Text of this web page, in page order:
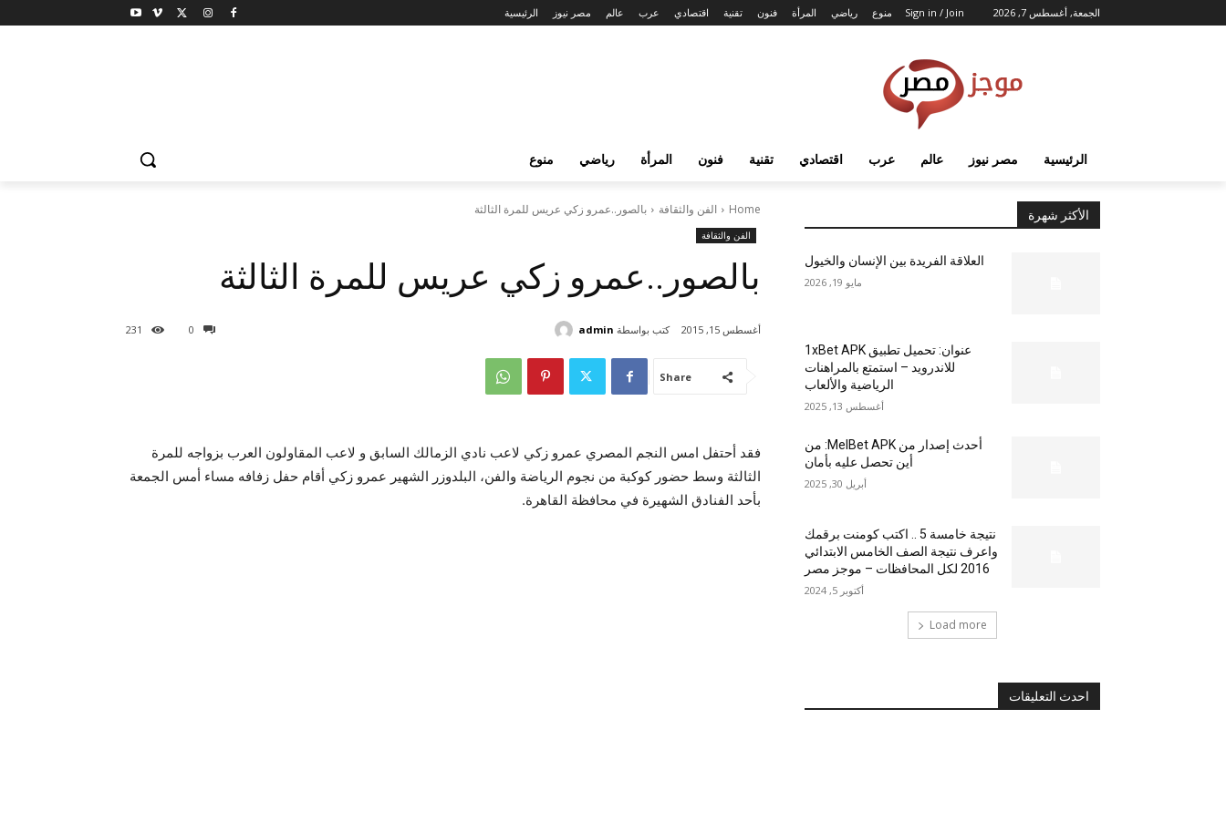
الجمعة, أغسطس 7, 2026 Sign in / Join الرئيسية مصر نيوز عالم عرب اقتصادي تقنية فنون المرأة رياضي منوع
الرئيسية مصر نيوز عالم عرب اقتصادي تقنية فنون المرأة رياضي منوع
Home الفن والثقافة بالصور..عمرو زكي عريس للمرة الثالثة
الفن والثقافة
بالصور..عمرو زكي عريس للمرة الثالثة
0
231 أغسطس 15, 2015 كتب بواسطة admin
Share
فقد أحتفل امس النجم المصري عمرو زكي لاعب نادي الزمالك السابق و لاعب المقاولون العرب بزواجه للمرة
الثالثة وسط حضور كوكبة من نجوم الرياضة والفن، البلدوزر الشهير عمرو زكي أقام حفل زفافه مساء أمس الجمعة
بأحد الفنادق الشهيرة في محافظة القاهرة.
الأكثر شهرة
العلاقة الفريدة بين الإنسان والخيول
مايو 19, 2026
عنوان: تحميل تطبيق 1xBet APK
للاندرويد – استمتع بالمراهنات
الرياضية والألعاب
أغسطس 13, 2025
أحدث إصدار من MelBet APK: من
أين تحصل عليه بأمان
أبريل 30, 2025
نتيجة خامسة 5 .. اكتب كومنت برقمك
واعرف نتيجة الصف الخامس الابتدائي
2016 لكل المحافظات – موجز مصر
أكتوبر 5, 2024
Load more
احدث التعليقات